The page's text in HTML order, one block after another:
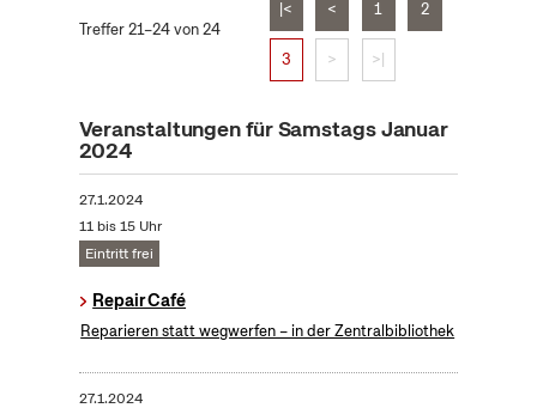
Treffer 21–24 von 24
|< < 1 2
3 > >|
Veranstaltungen für Samstags Januar
2024
27.1.2024
11 bis 15 Uhr
Eintritt frei
Repair Café
Reparieren statt wegwerfen – in der Zentralbibliothek
27.1.2024